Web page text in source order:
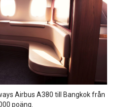
Airbus A380 till Bangkok från
poäng.